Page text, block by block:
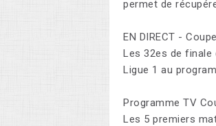
permet de
EN DIRECT -
Les 32es de finale
Ligue 1 au
Programme TV
Les 5 premiers